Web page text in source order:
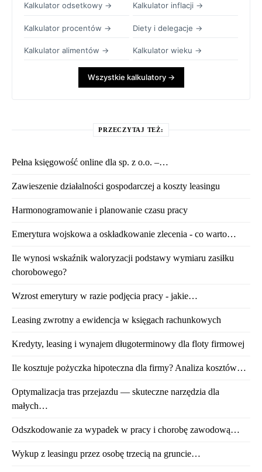
Kalkulator odsetkowy → Kalkulator inflacji →
Kalkulator procentów → Diety i delegacje →
Kalkulator alimentów → Kalkulator wieku →
Wszystkie kalkulatory →
PRZECZYTAJ TEŻ:
Pełna księgowość online dla sp. z o.o. –…
Zawieszenie działalności gospodarczej a koszty leasingu
Harmonogramowanie i planowanie czasu pracy
Emerytura wojskowa a oskładkowanie zlecenia - co warto…
Ile wynosi wskaźnik waloryzacji podstawy wymiaru zasiłku
chorobowego?
Wzrost emerytury w razie podjęcia pracy - jakie…
Leasing zwrotny a ewidencja w księgach rachunkowych
Kredyty, leasing i wynajem długoterminowy dla floty firmowej
Ile kosztuje pożyczka hipoteczna dla firmy? Analiza kosztów…
Optymalizacja tras przejazdu — skuteczne narzędzia dla
małych…
Odszkodowanie za wypadek w pracy i chorobę zawodową…
Wykup z leasingu przez osobę trzecią na gruncie…